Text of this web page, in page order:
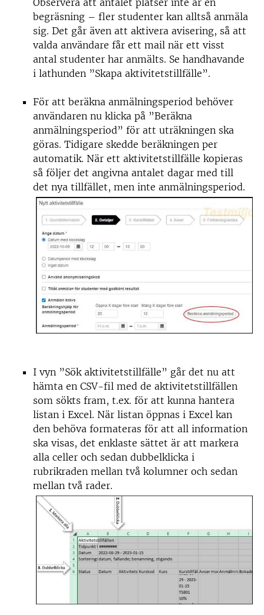
begräsning – fler studenter kan alltså anmäla
sig. Det går även att aktivera avisering, så att
valda användare får ett mail när ett visst
antal studenter har anmälts. Se handhavande
i lathunden ”Skapa aktivitetstillfälle”.
För att beräkna anmälningsperiod behöver
användaren nu klicka på ”Beräkna
anmälningsperiod” för att uträkningen ska
göras. Tidigare skedde beräkningen per
automatik. När ett aktivitetstillfälle kopieras
så följer det angivna antalet dagar med till
det nya tillfället, men inte anmälningsperiod.
I vyn ”Sök aktivitetstillfälle” går det nu att
hämta en CSV-fil med de aktivitetstillfällen
som sökts fram, t.ex. för att kunna hantera
listan i Excel. När listan öppnas i Excel kan
den behöva formateras för att all information
ska visas, det enklaste sättet är att markera
alla celler och sedan dubbelklicka i
rubrikraden mellan två kolumner och sedan
mellan två rader.